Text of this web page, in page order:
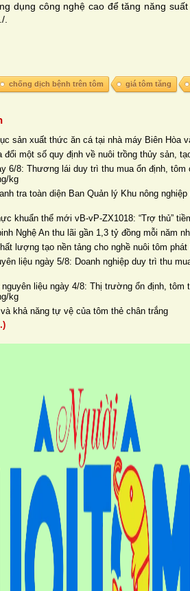
dụng công nghệ cao để tăng năng
.
chống dịch bệnh trên tôm giá tôm tăng
sản xuất thức ăn cá tại nhà máy Biên Hòa
một số quy định về nuôi trồng thủy sản,
6/8: Thương lái duy trì thu mua ổn định,
kg
tra toàn diện Ban Quản lý Khu nông
khuẩn thể mới vB-vP-ZX1018: “Trợ thủ”
Nghệ An thu lãi gần 1,3 tỷ đồng mỗi năm
lượng tạo nền tảng cho nghề nuôi tôm
liệu ngày 5/8: Doanh nghiệp duy trì thu
liệu ngày 4/8: Thị trường ổn định,
kg
khả năng tự vệ của tôm thẻ chân trắng